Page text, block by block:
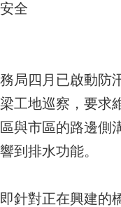
全
局四月已啟動防
工地巡察，要求
與市區的路邊側
到排水功能。
針對正在興建的